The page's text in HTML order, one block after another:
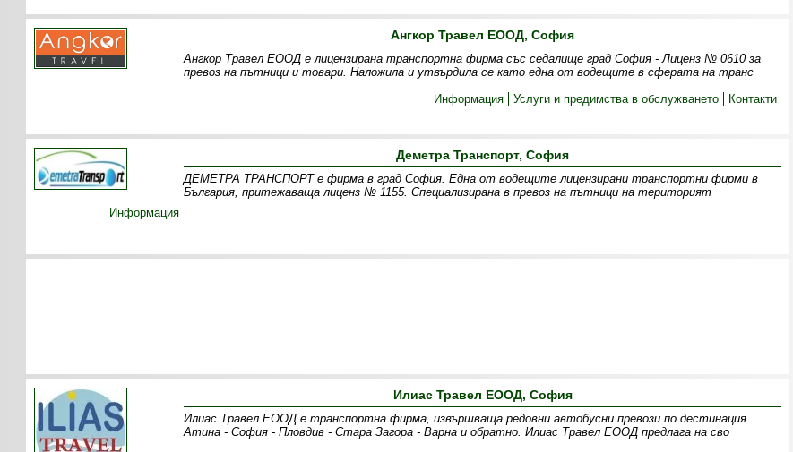
Ангкор Травел ЕООД, София
Ангкор Травел ЕООД е лицензирана транспортна фирма със седалище град София - Лиценз № 0610 за
превоз на пътници и товари. Наложила и утвърдила се като една от водещите в сферата на транс
Информация
Услуги и предимства в обслужването Контакти
Деметра Транспорт, София
ДЕМЕТРА ТРАНСПОРТ е фирма в град София. Една от водещите лицензирани транспортни фирми в
България, притежаваща лиценз № 1155. Специализирана в превоз на пътници на територият
Информация
Илиас Травел ЕООД, София
Илиас Травел ЕООД е транспортна фирма, извършваща редовни автобусни превози по дестинация
Атина - София - Пловдив - Стара Загора - Варна и обратно. Илиас Травел ЕООД предлага на сво